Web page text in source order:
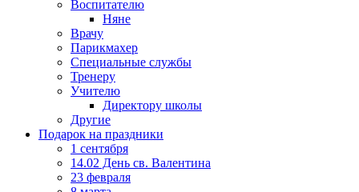
Воспитателю
Няне
Врачу
Парикмахер
Специальные службы
Тренеру
Учителю
Директору школы
Другие
Подарок на праздники
1 сентября
14.02 День св. Валентина
23 февраля